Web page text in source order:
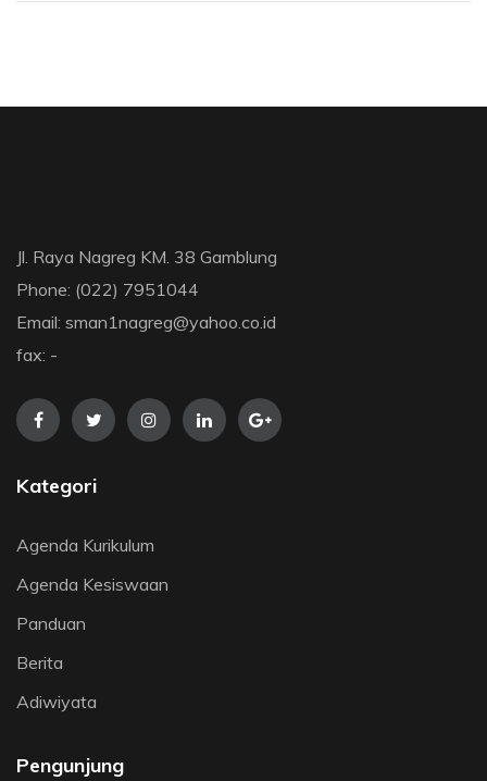
Jl. Raya Nagreg KM. 38 Gamblung
Phone: (022) 7951044
Email: sman1nagreg@yahoo.co.id
fax: -
Kategori
Agenda Kurikulum
Agenda Kesiswaan
Panduan
Berita
Adiwiyata
Pengunjung